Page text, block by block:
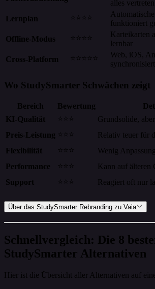
alles vertreten
Lernplan
⭐⭐⭐⭐
funktioniert
Offline-Modus
⭐⭐⭐⭐
Karteikarten
lernbar
Cross-Platform
⭐⭐⭐⭐⭐
Web, iOS,
synchronisiert
Wo StudySmarter Schwächen zeigt
Bereich Bewertung
KI-Qualität
⭐⭐⭐
Grundsolide,
Preis-Leistung ⭐⭐⭐
Relativ teuer für
Flexibilität
⭐⭐⭐
Wenig
Performance
⭐⭐⭐
Kann auf älteren
Support
⭐⭐⭐ Reagiert oft nur
Über das StudySmarter Rebranding zu Vaia
Schnellvergleich: Die 8
StudySmarter Alternativen
Hier ist die Übersicht aller Alternativen auf